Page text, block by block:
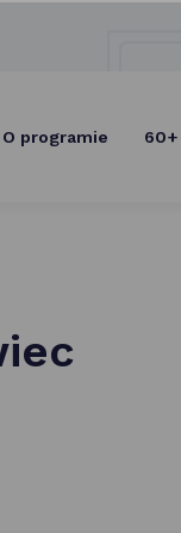
O programie 60+